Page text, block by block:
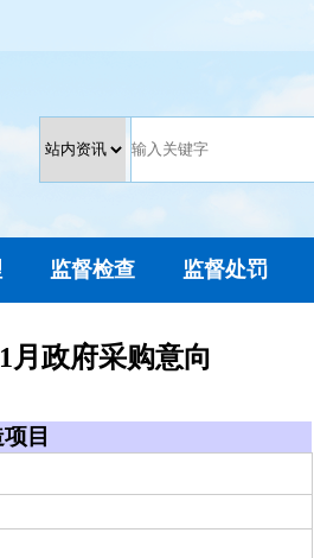
监督检查 监督处罚
月政府采购意向
目